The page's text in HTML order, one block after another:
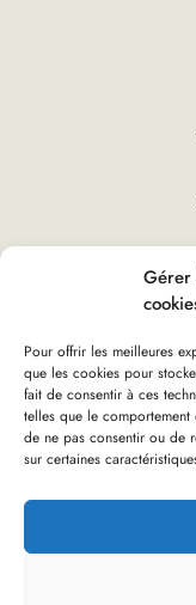
Gérer
Pour offrir les meilleures
que les cookies pour
fait de consentir à ces
telles que le
de ne pas consentir ou de
sur certaines
Accueil»Pollen